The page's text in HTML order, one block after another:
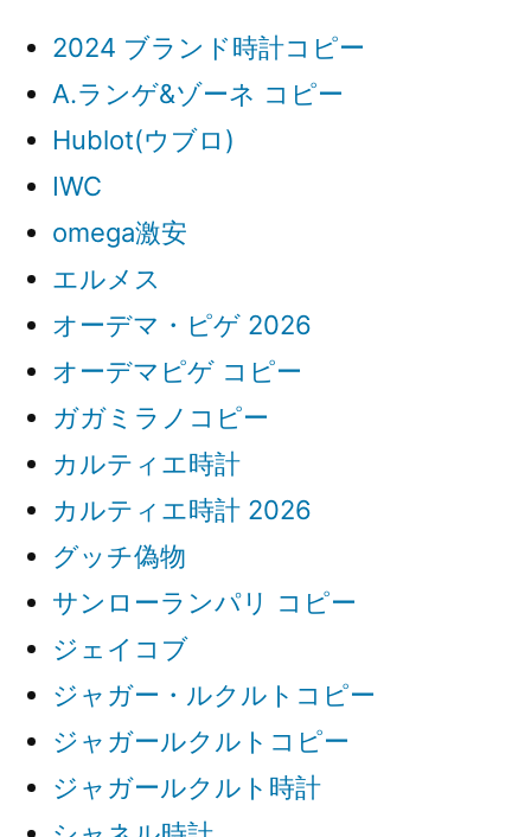
2024 ブランド時計コピー
A.ランゲ&ゾーネ コピー
Hublot(ウブロ)
IWC
omega激安
エルメス
オーデマ・ピゲ 2026
オーデマピゲ コピー
ガガミラノコピー
カルティエ時計
カルティエ時計 2026
グッチ偽物
サンローランパリ コピー
ジェイコブ
ジャガー・ルクルトコピー
ジャガールクルトコピー
ジャガールクルト時計